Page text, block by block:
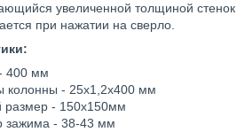
увеличенной толщиной
при нажатии на сверло.
400 мм
колонны - 25x1,2x400 мм
размер - 150х150мм
зажима - 38-43 мм